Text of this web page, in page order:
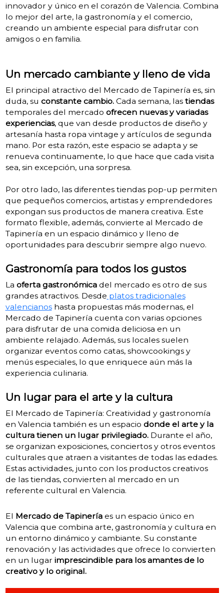
innovador y único en el corazón de Valencia. Combina
lo mejor del arte, la gastronomía y el comercio,
creando un ambiente especial para disfrutar con
amigos o en familia.
Un mercado cambiante y lleno de vida
El principal atractivo del Mercado de Tapinería es, sin
duda, su constante cambio.Cada semana, las tiendas
temporales del mercado ofrecen nuevas y variadas
experiencias, que van desde productos de diseño y
artesanía hasta ropa vintage y artículos de segunda
mano. Por esta razón, este espacio se adapta y se
renueva continuamente, lo que hace que cada visita
sea, sin excepción, una sorpresa.
Por otro lado, las diferentes tiendas pop-up permiten
que pequeños comercios, artistas y emprendedores
expongan sus productos de manera creativa. Este
formato flexible, además, convierte al Mercado de
Tapinería en un espacio dinámico y lleno de
oportunidades para descubrir siempre algo nuevo.
Gastronomía para todos los gustos
La oferta gastronómicadel mercado es otro de sus
grandes atractivos. Desde platos tradicionales
valencianoshasta propuestas más modernas, el
Mercado de Tapinería cuenta con varias opciones
para disfrutar de una comida deliciosa en un
ambiente relajado. Además, sus locales suelen
organizar eventos como catas, showcookings y
menús especiales, lo que enriquece aún más la
experiencia culinaria.
Un lugar para el arte y la cultura
El Mercado de Tapinería: Creatividad y gastronomía
en Valencia también es un espacio donde el arte y la
cultura tienen un lugar privilegiado.Durante el año,
se organizan exposiciones, conciertos y otros eventos
culturales que atraen a visitantes de todas las edades.
Estas actividades, junto con los productos creativos
de las tiendas, convierten al mercado en un
referente cultural en Valencia.
El Mercado de Tapineríaes un espacio único en
Valencia que combina arte, gastronomía y cultura en
un entorno dinámico y cambiante. Su constante
renovación y las actividades que ofrece lo convierten
en un lugar imprescindible para los amantes de lo
creativo y lo original.